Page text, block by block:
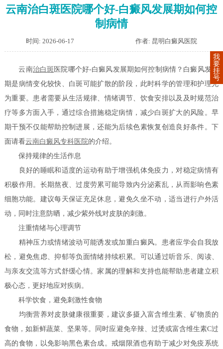
云南治白斑医院哪个好-白癜风发展期如何控
制病情
时间: 2026-06-17 作者: 昆明白癜风医院
云南治白斑 医院哪个好-白癜风发展期如何控制病情？白癜风发展
期是病情变化较快、白斑可能扩散的阶段，此时科学的管理和护理尤
为重要。患者需要从生活规律、情绪调节、饮食安排以及及时规范治
疗等多方面入手，通过综合措施稳定病情，减少白斑扩大的风险。早
期干预不仅能帮助控制进展，还能为后续色素恢复创造良好条件。下
面请看云南白癜风专科医院的介绍。
保持规律的生活作息
良好的睡眠和适度的运动有助于增强机体免疫力，对稳定病情有
积极作用。长期熬夜、过度劳累可能导致内分泌紊乱，从而影响色素
细胞功能。建议每天保证充足休息，避免久坐不动，适当进行户外活
动，同时注意防晒，减少紫外线对皮肤的刺激。
注重情绪与心理调节
精神压力或情绪波动可能诱发或加重白癜风。患者应学会自我放
松，避免焦虑、抑郁等负面情绪持续积累。可以通过听音乐、阅读、
与亲友交流等方式舒缓心情。家属的理解和支持也能帮助患者建立积
极心态，更好地应对疾病。
科学饮食，避免刺激性食物
均衡营养对皮肤健康很重要，建议多摄入富含维生素、矿物质的
食物，如新鲜蔬菜、坚果等。同时应避免辛辣、过烫或富含维生素C过
高的食物，以免影响黑色素合成。戒烟限酒也有助于减少对免疫系统
我
要
挂
号